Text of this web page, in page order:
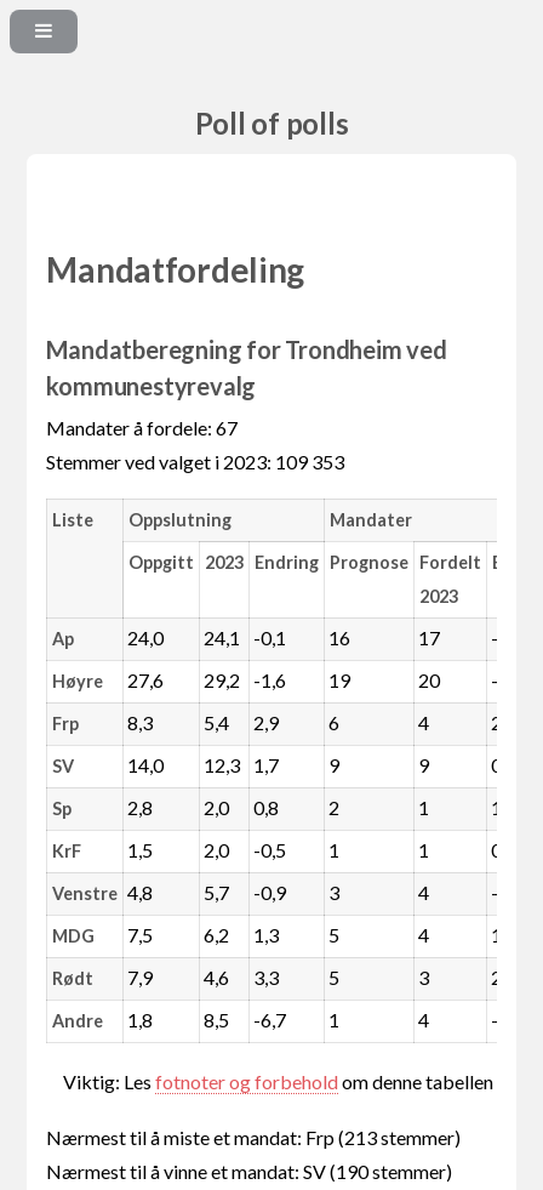
Poll of polls
Mandatfordeling
Mandatberegning for Trondheim ved
kommunestyrevalg
Mandater å fordele: 67
Stemmer ved valget i 2023: 109 353
Liste Oppslutning Mandater
Oppgitt 2023 Endring Prognose Fordelt
2023
Ap 24,0 24,1 -0,1 16 17 -1
Høyre 27,6 29,2 -1,6 19 20 -1
Frp 8,3 5,4 2,9 6 4 2
SV 14,0 12,3 1,7 9 9 0
Sp 2,8 2,0 0,8 2 1 1
KrF 1,5 2,0 -0,5 1 1 0
Venstre 4,8 5,7 -0,9 3 4 -1
MDG 7,5 6,2 1,3 5 4 1
Rødt 7,9 4,6 3,3 5 3 2
Andre 1,8 8,5 -6,7 1 4 -3
Viktig: Lesfotnoter og forbeholdom denne tabellen
Nærmest til å miste et mandat: Frp (213 stemmer)
Nærmest til å vinne et mandat: SV (190 stemmer)